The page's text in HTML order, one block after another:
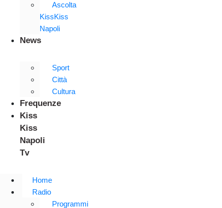
Ascolta
KissKiss
Napoli
News
Sport
Città
Cultura
Frequenze
Kiss
Kiss
Napoli
Tv
Home
Radio
Programmi